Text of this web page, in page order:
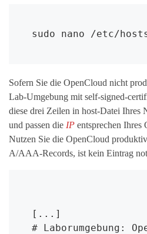
sudo nano /etc/
Sofern Sie die OpenCloud nicht
Lab-Umgebung mit self-signed-
diese drei Zeilen in host-Datei Ihres
und passen die IP entsprechen Ihres
Nutzen Sie die OpenCloud
A/AAA-Records, ist kein Eintrag
[...]